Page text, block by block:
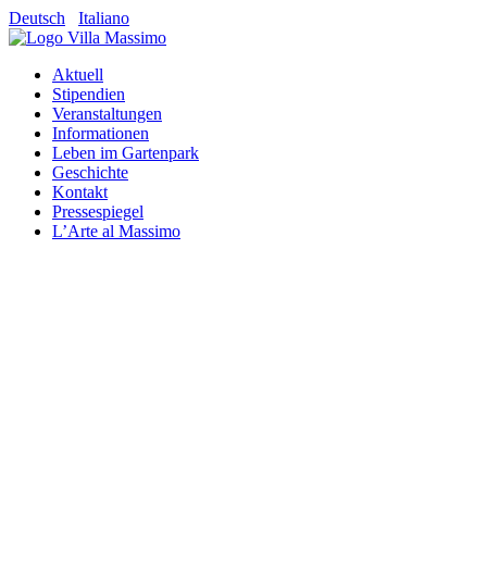
Deutsch Italiano
Aktuell
Stipendien
Veranstaltungen
Informationen
Leben im Gartenpark
Geschichte
Kontakt
Pressespiegel
L’Arte al Massimo